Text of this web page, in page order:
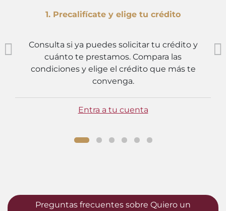
1. Precalifícate y elige tu crédito
Consulta si ya puedes solicitar tu crédito y
cuánto te prestamos. Compara las
condiciones y elige el crédito que más te
convenga.
Entra a tu cuenta
Preguntas frecuentes sobre Quiero un